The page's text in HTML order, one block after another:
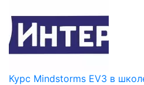
Курс Mindstorms EV3 в